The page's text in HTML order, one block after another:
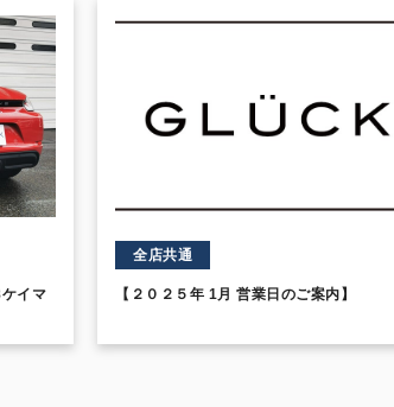
イマ
全店共通
【２０２５年 1月 営業日のご案内】